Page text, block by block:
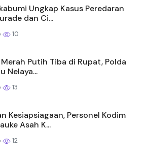
Ungkap Kasus Peredaran
dan Ci...
10
Putih Tiba di Rupat, Polda
Nelaya...
13
Kesiapsiagaan, Personel Kodim
Asah K...
12